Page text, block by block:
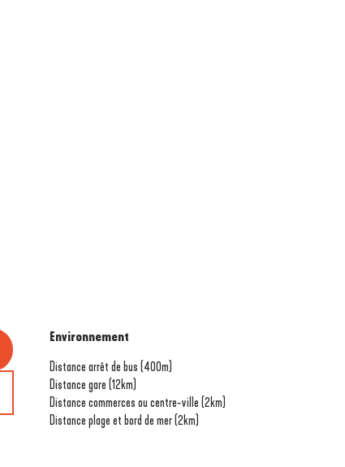
Environnement
Environnement
Distance arrêt de bus (400m)
Distance gare (12km)
Distance commerces ou centre-ville (2km)
Distance plage et bord de mer(2km)